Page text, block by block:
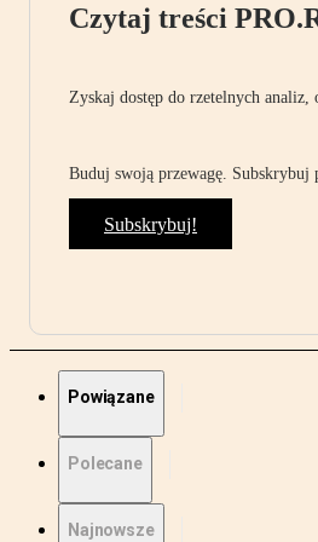
Czytaj treści
Zyskaj dostęp do rzetelnych analiz,
Buduj swoją przewagę.
Subskrybuj!
Powiązane
Polecane
Najnowsze